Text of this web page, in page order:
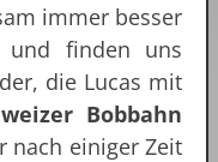
immer besser
und finden uns
die Lucas mit
Bobbahn
nach einiger Zeit